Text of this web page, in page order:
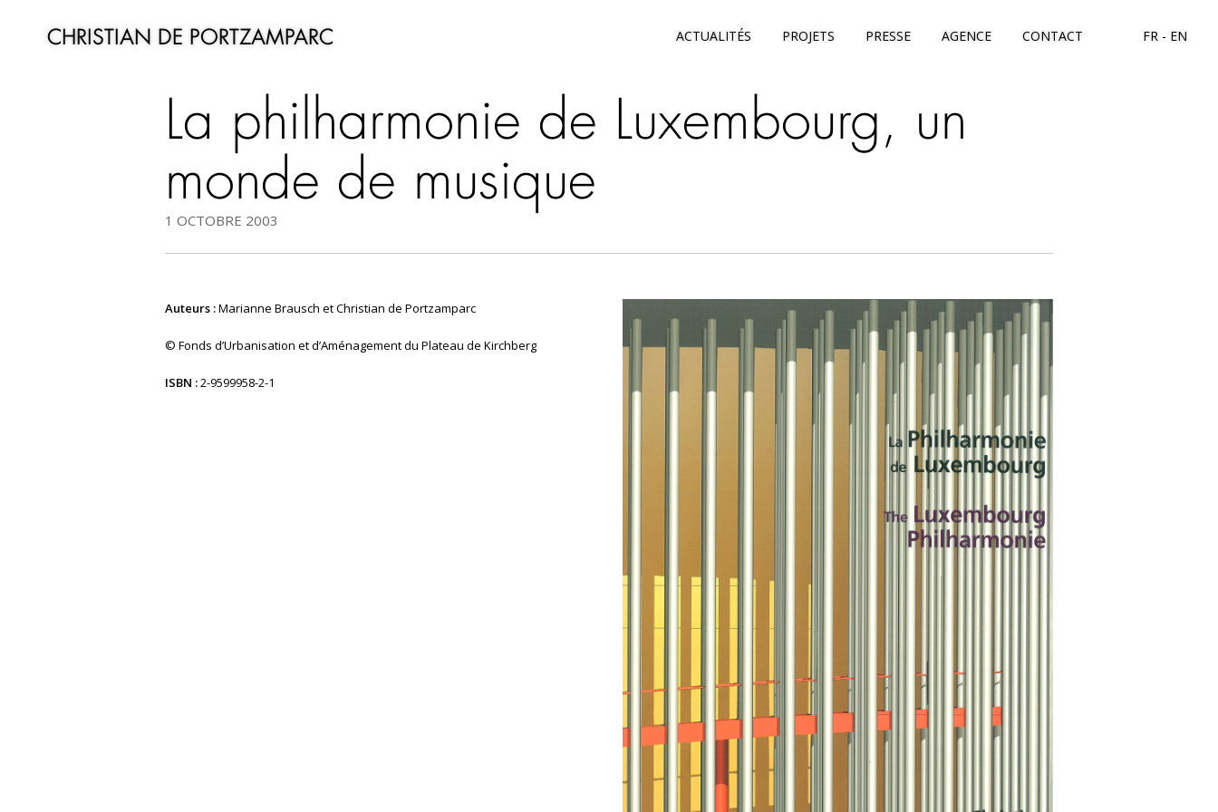
CHRISTIAN DE PORTZAMPARC ACTUALITÉS PROJETS PRESSE AGENCE CONTACT FR EN
La philharmonie de Luxembourg, un
monde de musique
1 OCTOBRE 2003
Auteurs :Marianne Brausch et Christian de Portzamparc
© Fonds d’Urbanisation et d’Aménagement du Plateau de Kirchberg
ISBN :2-9599958-2-1